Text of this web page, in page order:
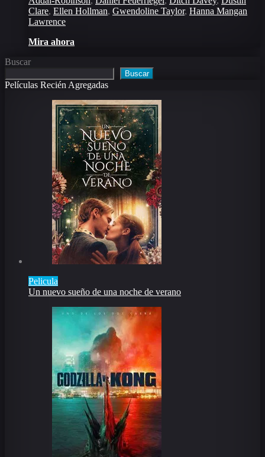
Clare, Ellen Hollman, Gwendoline Taylor, Hanna Mangan
Lawrence
Mira ahora
Buscar
Buscar
Películas Recién Agregadas
Pelicula
Un nuevo sueño de una noche de verano